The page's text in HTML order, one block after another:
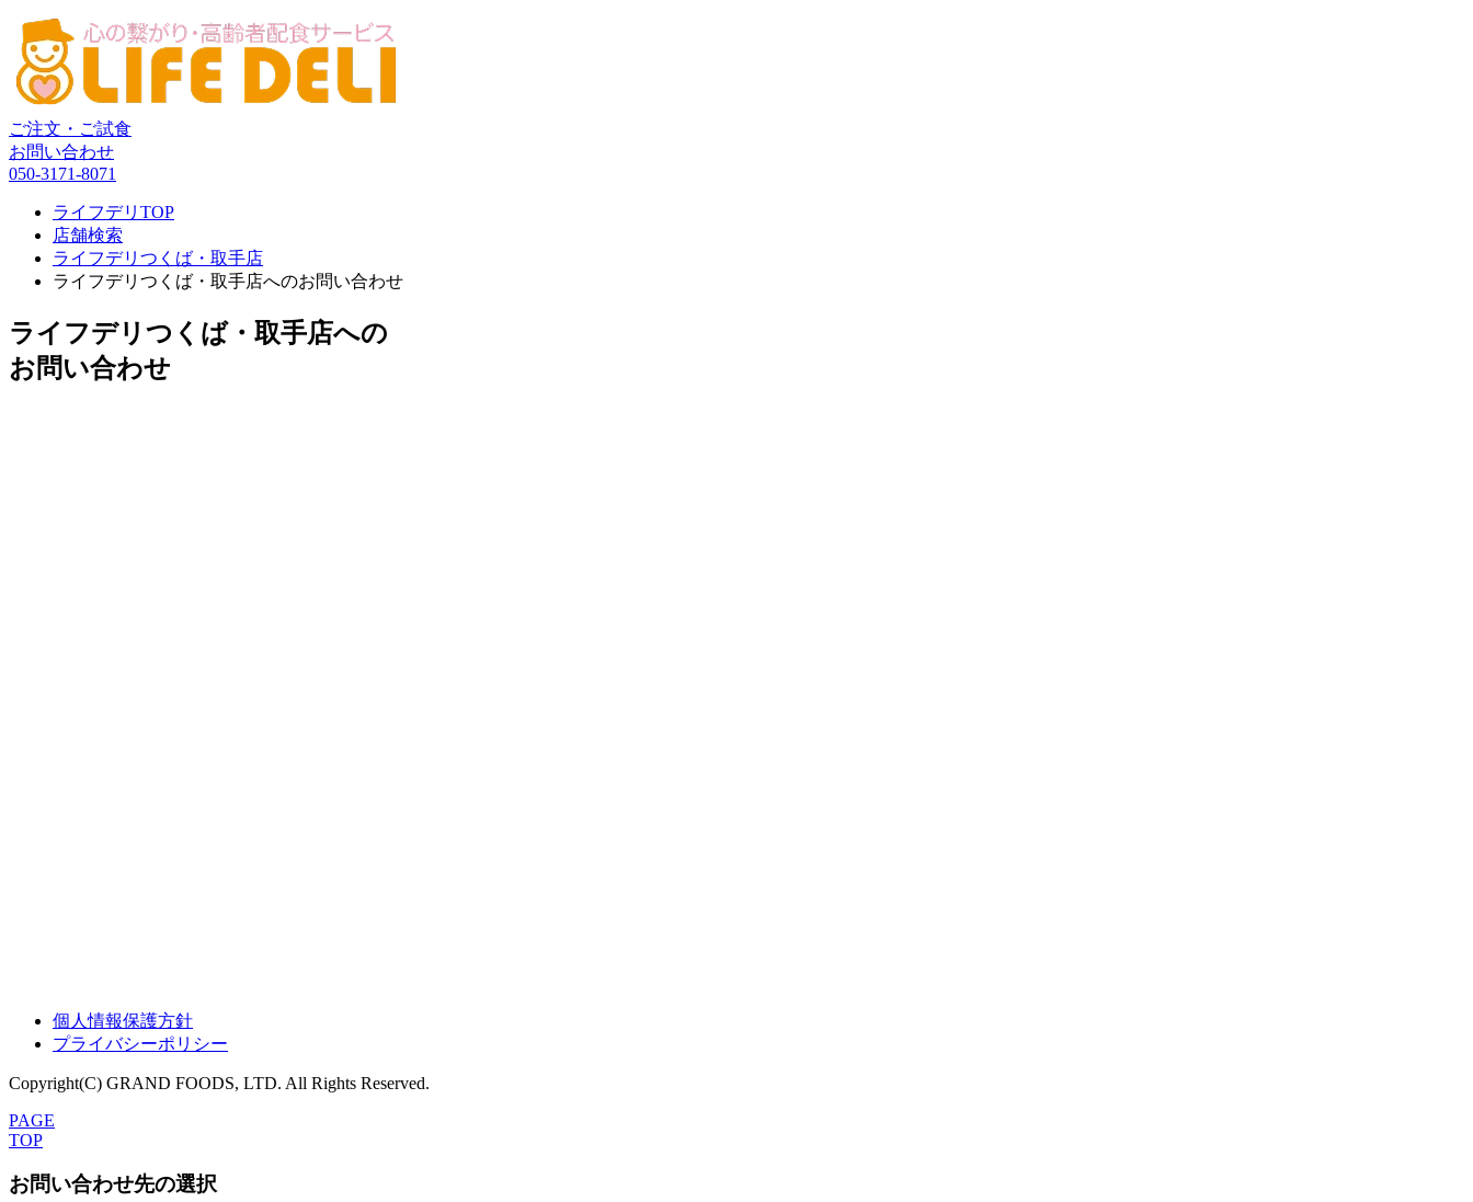
ご注文・ご試食
お問い合わせ
050-3171-8071
ライフデリTOP
店舗検索
ライフデリつくば・取手店
ライフデリつくば・取手店へのお問い合わせ
ライフデリつくば・取手店への
お問い合わせ
0
個人情報保護方針
プライバシーポリシー
Copyright(C) GRAND FOODS, LTD. All Rights Reserved.
PAGE
TOP
お問い合わせ先の選択